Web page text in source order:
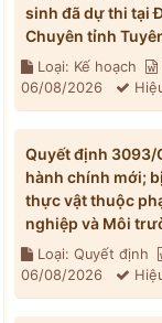
sinh đã dự thi tại
Chuyên tỉnh
Loại: Kế hoạch
06/08/2026
Quyết định 3093/
hành chính mới;
thực vật thuộc
nghiệp và Môi
Loại: Quyết định
06/08/2026